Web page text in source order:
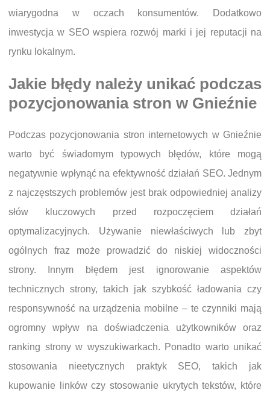
wiarygodna w oczach konsumentów. Dodatkowo
inwestycja w SEO wspiera rozwój marki i jej reputacji na
rynku lokalnym.
Jakie błędy należy unikać podczas
pozycjonowania stron w Gnieźnie
Podczas pozycjonowania stron internetowych w Gnieźnie
warto być świadomym typowych błędów, które mogą
negatywnie wpłynąć na efektywność działań SEO. Jednym
z najczęstszych problemów jest brak odpowiedniej analizy
słów kluczowych przed rozpoczęciem działań
optymalizacyjnych. Używanie niewłaściwych lub zbyt
ogólnych fraz może prowadzić do niskiej widoczności
strony. Innym błędem jest ignorowanie aspektów
technicznych strony, takich jak szybkość ładowania czy
responsywność na urządzenia mobilne – te czynniki mają
ogromny wpływ na doświadczenia użytkowników oraz
ranking strony w wyszukiwarkach. Ponadto warto unikać
stosowania nieetycznych praktyk SEO, takich jak
kupowanie linków czy stosowanie ukrytych tekstów, które